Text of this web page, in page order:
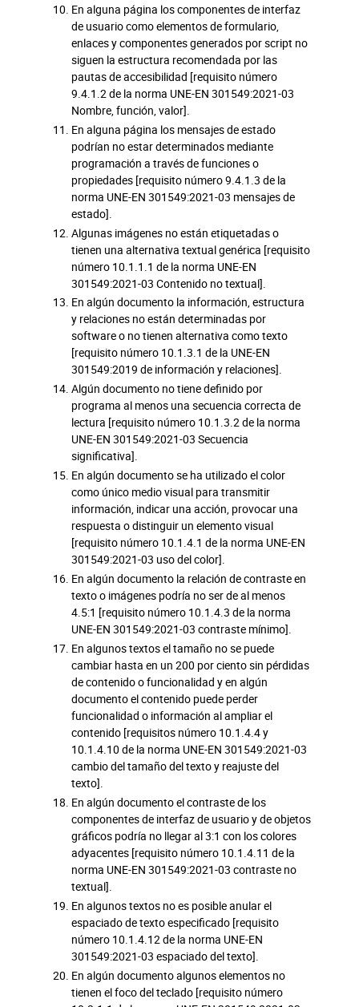
En alguna página los componentes de interfaz
de usuario como elementos de formulario,
enlaces y componentes generados por script no
siguen la estructura recomendada por las
pautas de accesibilidad [requisito número
9.4.1.2 de la norma UNE-EN 301549:2021-03
Nombre, función, valor].
En alguna página los mensajes de estado
podrían no estar determinados mediante
programación a través de funciones o
propiedades [requisito número 9.4.1.3 de la
norma UNE-EN 301549:2021-03 mensajes de
estado].
Algunas imágenes no están etiquetadas o
tienen una alternativa textual genérica [requisito
número 10.1.1.1 de la norma UNE-EN
301549:2021-03 Contenido no textual].
En algún documento la información, estructura
y relaciones no están determinadas por
software o no tienen alternativa como texto
[requisito número 10.1.3.1 de la UNE-EN
301549:2019 de información y relaciones].
Algún documento no tiene definido por
programa al menos una secuencia correcta de
lectura [requisito número 10.1.3.2 de la norma
UNE-EN 301549:2021-03 Secuencia
significativa].
En algún documento se ha utilizado el color
como único medio visual para transmitir
información, indicar una acción, provocar una
respuesta o distinguir un elemento visual
[requisito número 10.1.4.1 de la norma UNE-EN
301549:2021-03 uso del color].
En algún documento la relación de contraste en
texto o imágenes podría no ser de al menos
4.5:1 [requisito número 10.1.4.3 de la norma
UNE-EN 301549:2021-03 contraste mínimo].
En algunos textos el tamaño no se puede
cambiar hasta en un 200 por ciento sin pérdidas
de contenido o funcionalidad y en algún
documento el contenido puede perder
funcionalidad o información al ampliar el
contenido [requisitos número 10.1.4.4 y
10.1.4.10 de la norma UNE-EN 301549:2021-03
cambio del tamaño del texto y reajuste del
texto].
En algún documento el contraste de los
componentes de interfaz de usuario y de objetos
gráficos podría no llegar al 3:1 con los colores
adyacentes [requisito número 10.1.4.11 de la
norma UNE-EN 301549:2021-03 contraste no
textual].
En algunos textos no es posible anular el
espaciado de texto especificado [requisito
número 10.1.4.12 de la norma UNE-EN
301549:2021-03 espaciado del texto].
En algún documento algunos elementos no
tienen el foco del teclado [requisito número